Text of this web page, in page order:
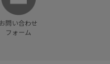
お問い合わせ
フォーム